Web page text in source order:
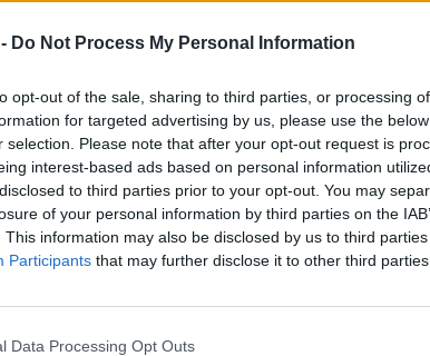
Do Not Process My Personal Information
opt-out of the sale, sharing to third parties, or processing
for targeted advertising by us, please use the
selection. Please note that after your opt-out request is
interest-based ads based on personal information
to third parties prior to your opt-out. You may
of your personal information by third parties on the
This information may also be disclosed by us to third
Participants that may further disclose it to other third parties.
Data Processing Opt Outs